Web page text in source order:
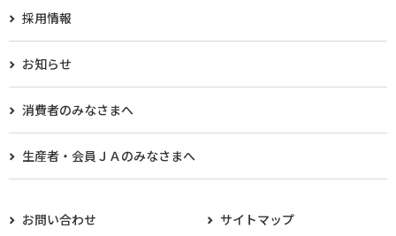
採用情報
お知らせ
消費者のみなさまへ
生産者・会員ＪＡのみなさまへ​
お問い合わせ サイトマップ